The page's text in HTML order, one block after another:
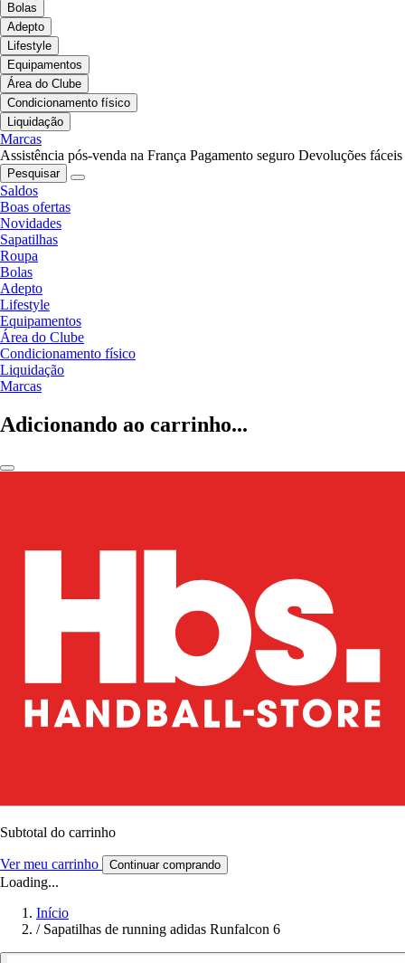
Bolas
Adepto
Lifestyle
Equipamentos
Área do Clube
Condicionamento físico
Liquidação
Marcas
Assistência pós-venda na França Pagamento seguro Devoluções fáceis
Pesquisar
Saldos
Boas ofertas
Novidades
Sapatilhas
Roupa
Bolas
Adepto
Lifestyle
Equipamentos
Área do Clube
Condicionamento físico
Liquidação
Marcas
Adicionando ao carrinho...
Subtotal do carrinho
Ver meu carrinho Continuar comprando
Loading...
Início
/ Sapatilhas de running adidas Runfalcon 6